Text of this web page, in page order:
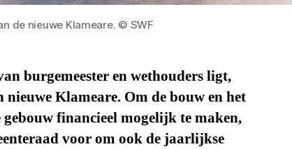
de nieuwe Klameare. © SWF
burgemeester en wethouders ligt,
Klameare. Om de bouw en het
financieel mogelijk te maken,
voor om ook de jaarlijkse